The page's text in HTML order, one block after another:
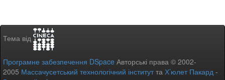
Тема від
Програмне забезпечення DSpace Авторські права © 2002-
2005 Массачусетський технологічний інститутта Х’юлет Пакард -